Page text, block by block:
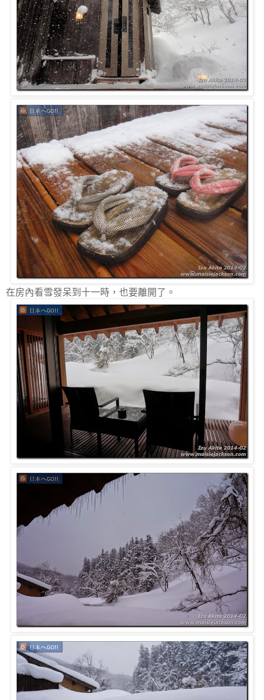
在房內看雪發呆到十一時，也要離開了。